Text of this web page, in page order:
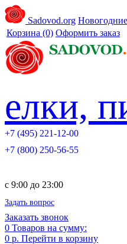
Sadovod.org
Корзина (0) Оформить заказ
елки,
+7 (495) 221-12-00
+7 (800) 250-56-55
c 9:00 до 23:00
Задать вопрос
Заказать звонок
0 Товаров на сумму:
0 р. Перейти в корзину